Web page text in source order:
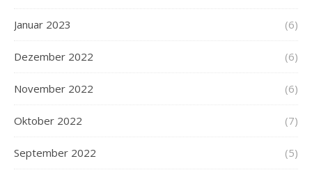
Januar 2023 (6)
Dezember 2022 (6)
November 2022 (6)
Oktober 2022 (7)
September 2022 (5)